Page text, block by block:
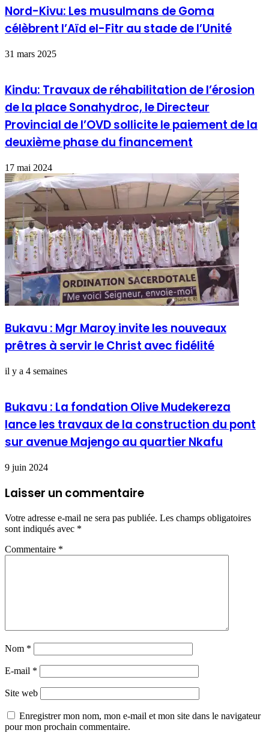
Nord-Kivu: Les musulmans de Goma
célèbrent l’Aïd el-Fitr au stade de l’Unité
31 mars 2025
Kindu: Travaux de réhabilitation de l’érosion
de la place Sonahydroc, le Directeur
Provincial de l’OVD sollicite le paiement de la
deuxième phase du financement
17 mai 2024
Bukavu : Mgr Maroy invite les nouveaux
prêtres à servir le Christ avec fidélité
il y a 4 semaines
Bukavu : La fondation Olive Mudekereza
lance les travaux de la construction du pont
sur avenue Majengo au quartier Nkafu
9 juin 2024
Laisser un commentaire
Votre adresse e-mail ne sera pas publiée. Les champs obligatoires
sont indiqués avec *
Commentaire *
Nom *
E-mail *
Site web
Enregistrer mon nom, mon e-mail et mon site dans le navigateur
pour mon prochain commentaire.